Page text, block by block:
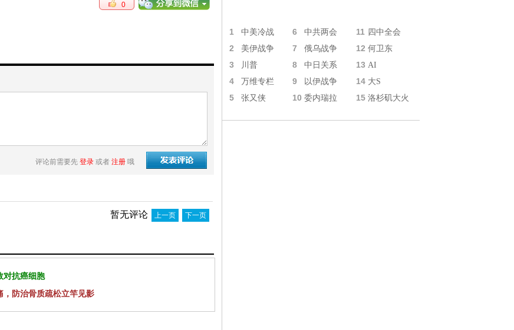
0
评论前需要先 登录 或者 注册 哦
暂无评论 上一页 下一页
对抗癌细胞
防治骨质疏松立竿见影
1 中美冷战 6 中共两会 11 四中全会
2 美伊战争 7 俄乌战争 12 何卫东
3 川普 8 中日关系 13 AI
4 万维专栏 9 以伊战争 14 大S
5 张又侠 10 委内瑞拉 15 洛杉矶大火